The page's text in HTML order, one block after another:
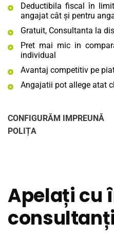
Deductibila fiscal în
angajat cât şi pentru
Gratuit, Consultanta la
Pret mai mic in
individual
Avantaj competitiv pe
Angajatii pot allege atat
CONFIGURĂM IMPREUNĂ
POLIȚA
Apelați cu